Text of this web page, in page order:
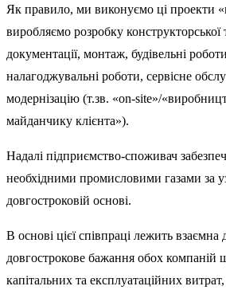
Як правило, ми виконуємо ці проекти
виробляємо розробку конструкторської
документації, монтаж, будівельні
налагоджувальні роботи, сервісне
модернізацію (т.зв. «on-site»/
майданчику клієнта»).
Надалі підприємство-споживач
необхідними промисловими газами за
довгостроковій основі.
В основі цієї співпраці лежить взаємна
довгострокове бажання обох компаній
капітальних та експлуатаційних